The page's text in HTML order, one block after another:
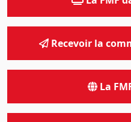
Recevoir la
La